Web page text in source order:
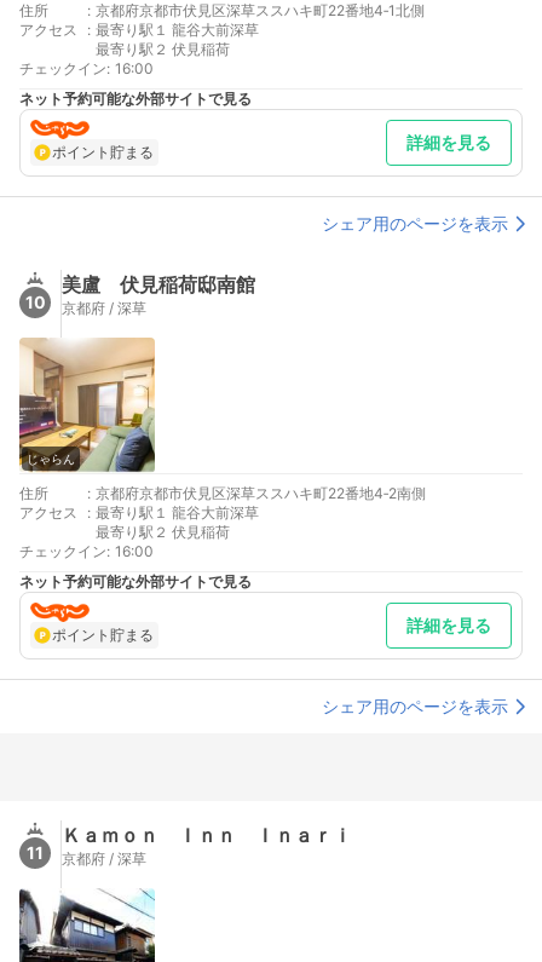
住所 : 京都府京都市伏見区深草ススハキ町22番地4‐1北側
アクセス
: 最寄り駅１ 龍谷大前深草
最寄り駅２ 伏見稲荷
チェックイン: 16:00
ネット予約可能な外部サイトで見る
ポイント貯まる 詳細を見る
シェア用のページを表示
10
美盧 伏見稲荷邸南館
京都府 / 深草
じゃらん
住所 : 京都府京都市伏見区深草ススハキ町22番地4‐2南側
アクセス
: 最寄り駅１ 龍谷大前深草
最寄り駅２ 伏見稲荷
チェックイン: 16:00
ネット予約可能な外部サイトで見る
ポイント貯まる 詳細を見る
シェア用のページを表示
11
Ｋａｍｏｎ Ｉｎｎ Ｉｎａｒｉ
京都府 / 深草